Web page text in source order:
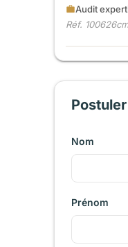
Audit
Réf.
Nom
Prénom